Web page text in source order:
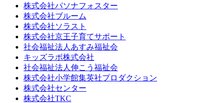
株式会社パソナフォスター
株式会社ブルーム
株式会社ソラスト
株式会社京王子育てサポート
社会福祉法人あすみ福祉会
キッズラボ株式会社
社会福祉法人伸こう福祉会
株式会社小学館集英社プロダクション
株式会社センター
株式会社TKC